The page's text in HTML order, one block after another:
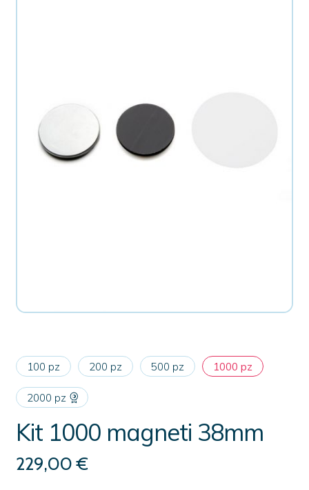
100 pz 200 pz 500 pz 1000 pz
2000 pz
Kit 1000 magneti 38mm
229,00€